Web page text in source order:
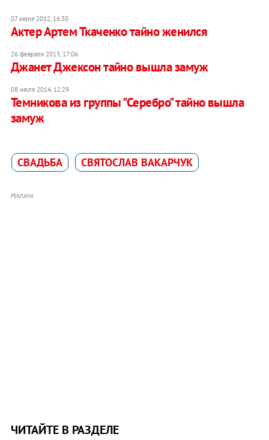
07 июня 2012, 16:30
Актер Артем Ткаченко тайно женился
26 февраля 2013, 17:06
Джанет Джексон тайно вышла замуж
08 июля 2014, 12:29
Темникова из группы "Серебро" тайно вышла
замуж
СВАДЬБА СВЯТОСЛАВ ВАКАРЧУК
РЕКЛАМА
ЧИТАЙТЕ В РАЗДЕЛЕ